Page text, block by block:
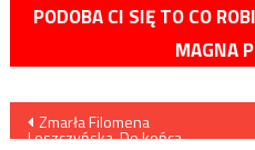
PODOBA CI SIĘ TO CO
MAGNA
Nawigacja
Zmarła Filomena
Leszczyńska. Do końca